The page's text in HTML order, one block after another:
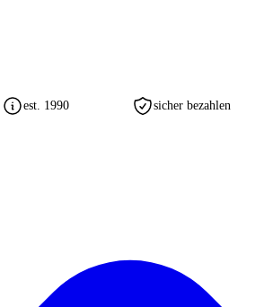
est. 1990 sicher bezahlen